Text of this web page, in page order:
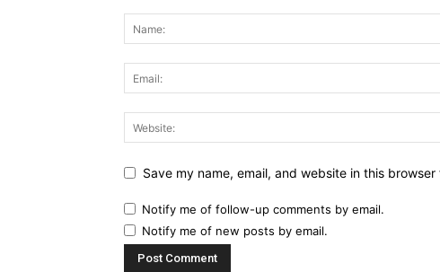
Save my name, email, and website in this
Notify me of follow-up comments by email.
Notify me of new posts by email.